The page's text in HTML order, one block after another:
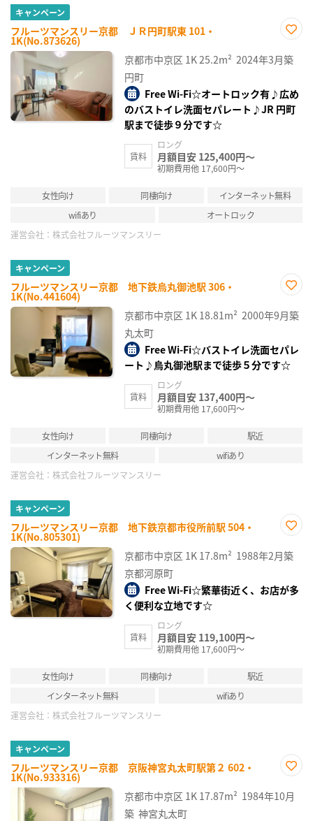
キャンペーン
フルーツマンスリー京都 ＪＲ円町駅東 101・
1K(No.873626)
に入
り登
京都市中京区 1K25.2m² 2024年3月築
円町
Free Wi-Fi☆オートロック有♪広め
のバストイレ洗面セパレート♪JR 円町
駅まで徒歩９分です☆
賃料
ロング
月額目安 125,400円～
初期費用他 17,600円～
女性向け 同棲向け
インターネット無料
wifiあり
オートロック
運営会社： 株式会社フルーツマンスリー
キャンペーン
フルーツマンスリー京都 地下鉄烏丸御池駅 306・
1K(No.441604)
に入
り登
京都市中京区 1K 18.81m² 2000年9月築
丸太町
Free Wi-Fi☆バストイレ洗面セパレ
ート♪烏丸御池駅まで徒歩５分です☆
賃料
ロング
月額目安 137,400円～
初期費用他 17,600円～
女性向け 同棲向け
駅近
インターネット無料
wifiあり
運営会社： 株式会社フルーツマンスリー
キャンペーン
フルーツマンスリー京都 地下鉄京都市役所前駅 504・
1K(No.805301)
に入
り登
京都市中京区 1K 17.8m² 1988年2月築
京都河原町
Free Wi-Fi☆繁華街近く、お店が多
く便利な立地です☆
賃料
ロング
月額目安 119,100円～
初期費用他 17,600円～
女性向け 同棲向け
駅近
インターネット無料
wifiあり
運営会社： 株式会社フルーツマンスリー
キャンペーン
フルーツマンスリー京都 京阪神宮丸太町駅第２ 602・
1K(No.933316)
に入
り登
京都市中京区 1K 17.87m² 1984年10月
築 神宮丸太町